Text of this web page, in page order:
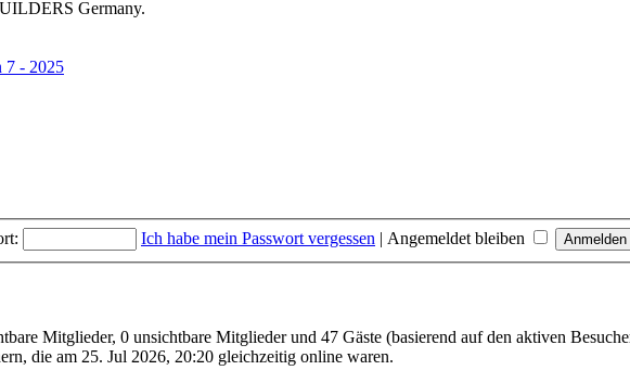
Germany.
7 - 2025
Ich habe mein Passwort vergessen | Angemeldet bleiben
Mitglieder, 0 unsichtbare Mitglieder und 47 Gäste (basierend auf den aktiven
die am 25. Jul 2026, 20:20 gleichzeitig online waren.